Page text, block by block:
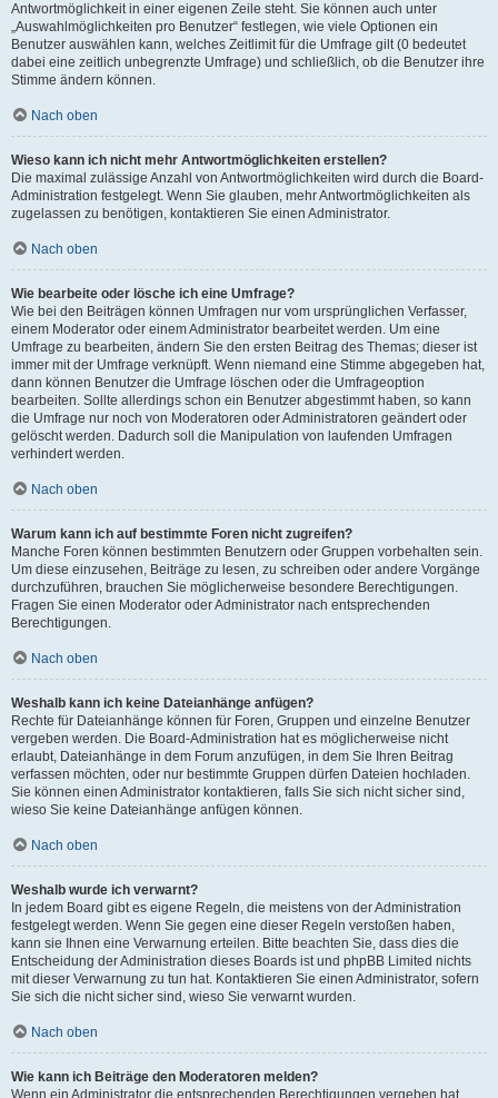
Antwortmöglichkeit in einer eigenen Zeile steht. Sie können auch unter
„Auswahlmöglichkeiten pro Benutzer“ festlegen, wie viele Optionen ein
Benutzer auswählen kann, welches Zeitlimit für die Umfrage gilt (0 bedeutet
dabei eine zeitlich unbegrenzte Umfrage) und schließlich, ob die Benutzer ihre
Stimme ändern können.
Nach oben
Wieso kann ich nicht mehr Antwortmöglichkeiten erstellen?
Die maximal zulässige Anzahl von Antwortmöglichkeiten wird durch die Board-
Administration festgelegt. Wenn Sie glauben, mehr Antwortmöglichkeiten als
zugelassen zu benötigen, kontaktieren Sie einen Administrator.
Nach oben
Wie bearbeite oder lösche ich eine Umfrage?
Wie bei den Beiträgen können Umfragen nur vom ursprünglichen Verfasser,
einem Moderator oder einem Administrator bearbeitet werden. Um eine
Umfrage zu bearbeiten, ändern Sie den ersten Beitrag des Themas; dieser ist
immer mit der Umfrage verknüpft. Wenn niemand eine Stimme abgegeben hat,
dann können Benutzer die Umfrage löschen oder die Umfrageoption
bearbeiten. Sollte allerdings schon ein Benutzer abgestimmt haben, so kann
die Umfrage nur noch von Moderatoren oder Administratoren geändert oder
gelöscht werden. Dadurch soll die Manipulation von laufenden Umfragen
verhindert werden.
Nach oben
Warum kann ich auf bestimmte Foren nicht zugreifen?
Manche Foren können bestimmten Benutzern oder Gruppen vorbehalten sein.
Um diese einzusehen, Beiträge zu lesen, zu schreiben oder andere Vorgänge
durchzuführen, brauchen Sie möglicherweise besondere Berechtigungen.
Fragen Sie einen Moderator oder Administrator nach entsprechenden
Berechtigungen.
Nach oben
Weshalb kann ich keine Dateianhänge anfügen?
Rechte für Dateianhänge können für Foren, Gruppen und einzelne Benutzer
vergeben werden. Die Board-Administration hat es möglicherweise nicht
erlaubt, Dateianhänge in dem Forum anzufügen, in dem Sie Ihren Beitrag
verfassen möchten, oder nur bestimmte Gruppen dürfen Dateien hochladen.
Sie können einen Administrator kontaktieren, falls Sie sich nicht sicher sind,
wieso Sie keine Dateianhänge anfügen können.
Nach oben
Weshalb wurde ich verwarnt?
In jedem Board gibt es eigene Regeln, die meistens von der Administration
festgelegt werden. Wenn Sie gegen eine dieser Regeln verstoßen haben,
kann sie Ihnen eine Verwarnung erteilen. Bitte beachten Sie, dass dies die
Entscheidung der Administration dieses Boards ist und phpBB Limited nichts
mit dieser Verwarnung zu tun hat. Kontaktieren Sie einen Administrator, sofern
Sie sich die nicht sicher sind, wieso Sie verwarnt wurden.
Nach oben
Wie kann ich Beiträge den Moderatoren melden?
Wenn ein Administrator die entsprechenden Berechtigungen vergeben hat,